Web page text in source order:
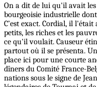
On a dit de lui qu'il avait
bourgeoisie industrielle
C’est exact. Cordial, il
petits, les riches et les
ce qu'il voulait. Causeur
partout où il se présenta.
place ici pour une courte
dîners du Comité France-
nations sous le signe de